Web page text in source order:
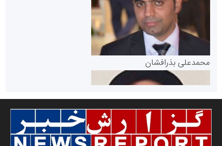
پایگاه خبری گفتمان یزد
مرجع اخبار موثق در بازارسرمایه
سازمان صنعت،معدن و تجارت
محمدعلی بذرافشان